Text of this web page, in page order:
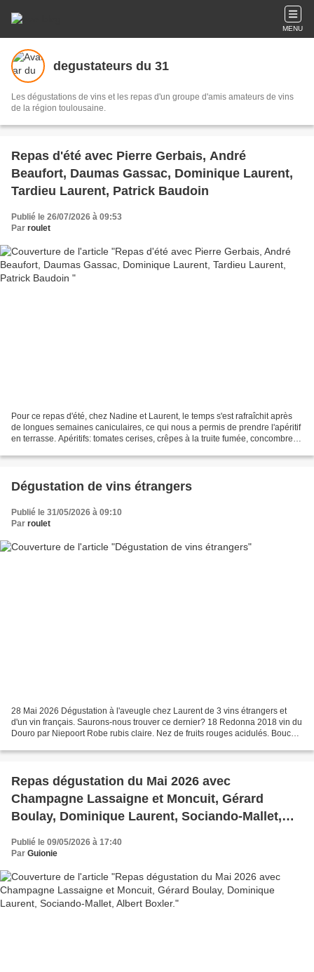
MENU
degustateurs du 31
Les dégustations de vins et les repas d'un groupe d'amis amateurs de vins
de la région toulousaine.
Repas d'été avec Pierre Gerbais, André
Beaufort, Daumas Gassac, Dominique Laurent,
Tardieu Laurent, Patrick Baudoin
Publié le 26/07/2026 à 09:53
Par roulet
Pour ce repas d'été, chez Nadine et Laurent, le temps s'est rafraîchit après
de longues semaines caniculaires, ce qui nous a permis de prendre l'apéritif
en terrasse. Apéritifs: tomates cerises, crêpes à la truite fumée, concombre
Dégustation de vins étrangers
Publié le 31/05/2026 à 09:10
Par roulet
28 Mai 2026 Dégustation à l'aveugle chez Laurent de 3 vins étrangers et
d'un vin français. Saurons-nous trouver ce dernier? 18 Redonna 2018 vin du
Douro par Niepoort Robe rubis claire. Nez de fruits rouges acidulés. Bouche
Repas dégustation du Mai 2026 avec
Champagne Lassaigne et Moncuit, Gérard
Boulay, Dominique Laurent, Sociando-Mallet,
Albert Boxler.
Publié le 09/05/2026 à 17:40
Par Guionie